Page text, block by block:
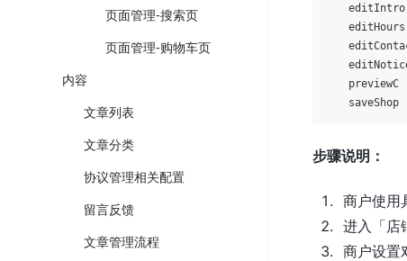
页面管理-搜索页
页面管理-购物车页
内容
文章列表
文章分类
协议管理相关配置
留言反馈
文章管理流程
editIntro
editHours
previewC
步骤说明：
商户使用
进入「店
商户设置